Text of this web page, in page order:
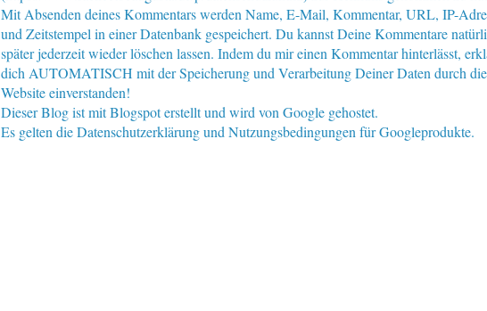
Mit Absenden deines Kommentars werden Name, E-Mail, Kommentar, URL, IP-
und Zeitstempel in einer Datenbank gespeichert. Du kannst Deine Kommentare
später jederzeit wieder löschen lassen. Indem du mir einen Kommentar hinterlässt,
dich AUTOMATISCH mit der Speicherung und Verarbeitung Deiner Daten durch
Website einverstanden!
Dieser Blog ist mit Blogspot erstellt und wird von Google gehostet.
Es gelten die Datenschutzerklärung und Nutzungsbedingungen für Googleprodukte.